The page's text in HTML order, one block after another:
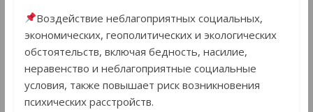
Воздействие неблагоприятных социальных,
экономических, геополитических и экологических
обстоятельств, включая бедность, насилие,
неравенство и неблагоприятные социальные
условия, также повышает риск возникновения
психических расстройств.